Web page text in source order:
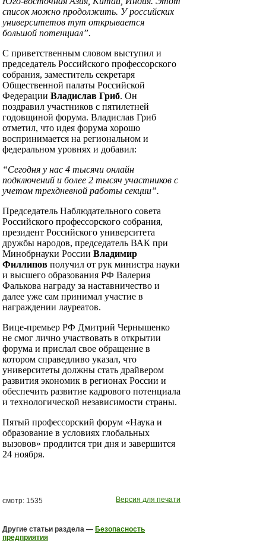
список можно продолжить. У российских
университетов тут открывается
большой потенциал”.
С приветственным словом выступил и
председатель Российского профессорского
собрания, заместитель секретаря
Общественной палаты Российской
Федерации Владислав Гриб. Он
поздравил участников с пятилетней
годовщиной форума. Владислав Гриб
отметил, что идея форума хорошо
воспринимается на региональном и
федеральном уровнях и добавил:
“Сегодня у нас 4 тысячи онлайн
подключений и более 2 тысяч участников с
учетом трехдневной работы секции”.
Председатель Наблюдательного совета
Российского профессорского собрания,
президент Российского университета
дружбы народов, председатель ВАК при
Минобрнауки России Владимир
Филлипов получил от рук министра науки
и высшего образования РФ Валерия
Фалькова награду за наставничество и
далее уже сам принимал участие в
награждении лауреатов.
Вице-премьер РФ Дмитрий Чернышенко
не смог лично участвовать в открытии
форума и прислал свое обращение в
котором справедливо указал, что
университеты должны стать драйвером
развития экономик в регионах России и
обеспечить развитие кадрового потенциала
и технологической независимости страны.
Пятый профессорский форум «Наука и
образование в условиях глобальных
вызовов» продлится три дня и завершится
24 ноября.
смотр: 1535 Версия для печати
Другие статьи раздела — Безопасность
предприятия